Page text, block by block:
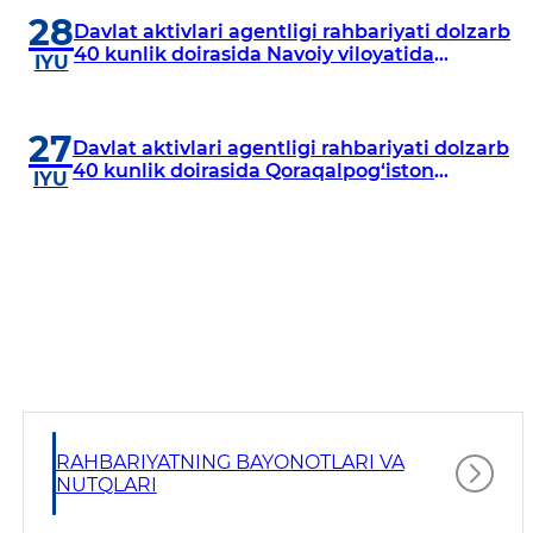
28
IYU
Davlat aktivlari agentligi rahbariyati dolzarb
40 kunlik doirasida Navoiy viloyatida
27
IYU
Davlat aktivlari agentligi rahbariyati dolzarb
40 kunlik doirasida Qoraqalpog‘iston
RAHBARIYATNING BAYONOTLARI VA
NUTQLARI